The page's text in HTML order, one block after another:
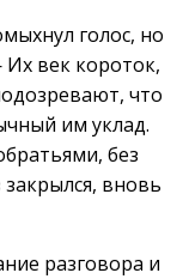
голос, но
век короток,
что
им уклад.
без
вновь
разговора и